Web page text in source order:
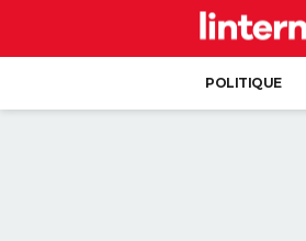
POLITIQUE